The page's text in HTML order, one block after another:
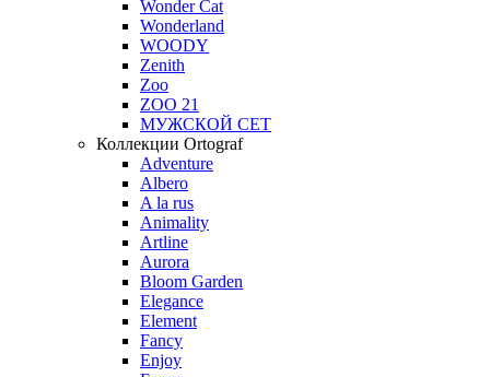
Wonder Cat
Wonderland
WOODY
Zenith
Zoo
ZOO 21
МУЖСКОЙ СЕТ
Коллекции Ortograf
Adventure
Albero
A la rus
Animality
Artline
Aurora
Bloom Garden
Elegance
Element
Fancy
Enjoy